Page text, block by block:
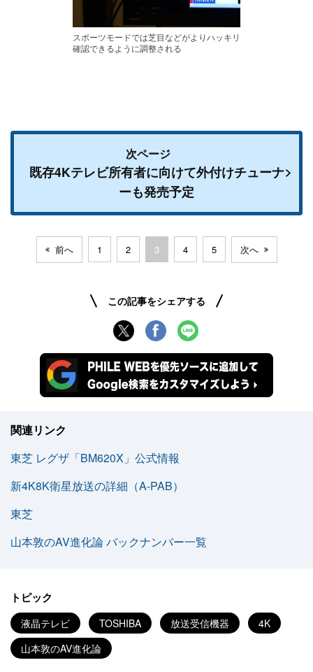
スポーツモードでは芝目などがよりハッキリ
確認できるように調整される
次ページ
既存4Kテレビ所有者に向けて外付けチューナ
ーも発売予定
前へ 1 2 3 4 5 次へ
この記事をシェアする
関連リンク
東芝 レグザ「BM620X」公式情報
新4K8K衛星放送の詳細（A-PAB）
東芝
山本敦のAV進化論 バックナンバー一覧
トピック
液晶テレビ TOSHIBA 放送受信機器
4K
山本敦のAV進化論